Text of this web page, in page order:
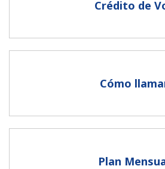
Un caracter especial
Al abrir una cuenta en este sitio
Crédito de
Cómo
Plan